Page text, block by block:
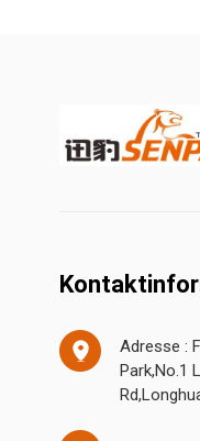
Adresse :
Park,No.1